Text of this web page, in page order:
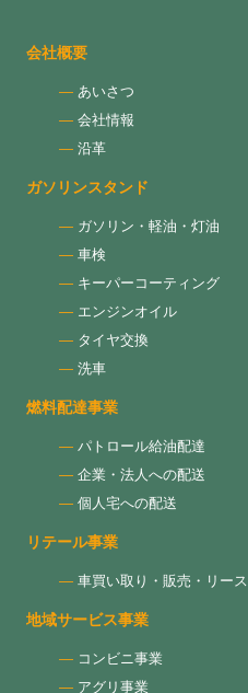
会社概要
あいさつ
会社情報
沿革
ガソリンスタンド
ガソリン・軽油・灯油
車検
キーパーコーティング
エンジンオイル
タイヤ交換
洗車
燃料配達事業
パトロール給油配達
企業・法人への配送
個人宅への配送
リテール事業
車買い取り・販売・リース
地域サービス事業
コンビニ事業
アグリ事業